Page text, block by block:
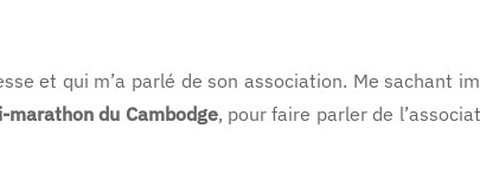
et qui m’a parlé de son association. Me sachant
marathon du Cambodge, pour faire parler de